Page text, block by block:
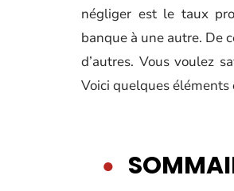
négliger est le taux
banque à une autre. De
d’autres. Vous voulez
Voici quelques éléments